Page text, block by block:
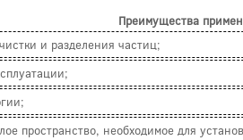
Преимущества
и разделения частиц;
пространство, необходимое для